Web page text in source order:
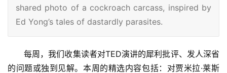
shared photo of a cockroach carcass, inspired by
Ed Yong’s tales of dastardly parasites.
每周，我们收集读者对TED演讲的犀利批评、发人深省
的问题或独到见解。本周的精选内容包括：对贾米拉·莱斯